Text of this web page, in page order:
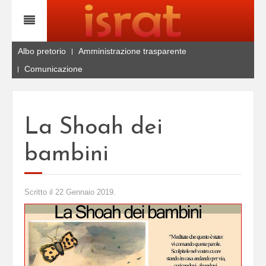
Albo pretorio
Amministrazione trasparente
Comunicazione
La Shoah dei
bambini
Scritto il 22 Gennaio 2019.